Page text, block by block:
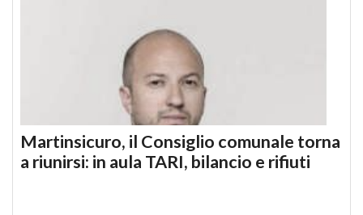
Martinsicuro, il Consiglio comunale torna
a riunirsi: in aula TARI, bilancio e rifiuti